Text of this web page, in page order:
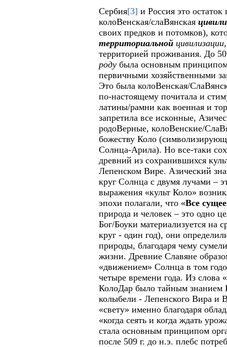
Сербия[3] и Россия это
колоВенская/слаВянская
своих предков и потомков),
территориальной цивилизации
территорией проживания. До
роду была основным
первичными хозяйственными
Это была колоВенская/
по-настоящему почитала и
латины/рамни как военная и
запретила все исконные,
родоВерные, колоВенские/
божеству Коло
Солнца-Арила). Но все-таки
древний из сохранившихся
Лепенском Вире. Азический
круг Солнца с двумя лучами –
выражения «культ Коло»
эпохи полагали, что «Все
природа и человек – это одно
Бог/Боуки материализуется на
круг - один год), они
природы, благодаря чему
жизни. Древние Славяне
«движением» Солнца в том
четыре времени года. Из слова
КолоДар было тайным знанием
колыбели - Лепенского Вира и
«свету» именно благодаря
«когда сеять и когда ждать
стала основным принципом
после 509 г. до н.э. плебс